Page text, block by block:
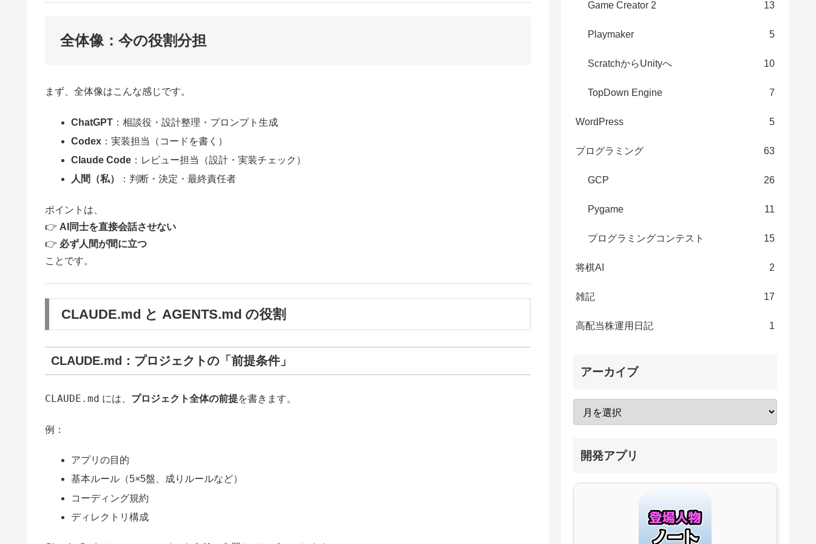
全体像：今の役割分担
まず、全体像はこんな感じです。
ChatGPT ：相談役・設計整理・プロンプト生成
Codex ：実装担当（コードを書く）
Claude Code ：レビュー担当（設計・実装チェック）
人間（私）
：判断・決定・最終責任者
ポイントは、
👉 AI同士を直接会話させない
👉 必ず人間が間に立つ
ことです。
CLAUDE.md と AGENTS.md の役割
CLAUDE.md：プロジェクトの「前提条件」
CLAUDE.md には、 プロジェクト全体の前提を書きます。
例：
アプリの目的
基本ルール（5×5盤、成りルールなど）
コーディング規約
ディレクトリ構成
Game Creator 2 13
Playmaker 5
ScratchからUnityへ 10
TopDown Engine 7
WordPress 5
プログラミング 63
GCP 26
Pygame 11
プログラミングコンテスト 15
将棋AI 2
雑記 17
高配当株運用日記 1
アーカイブ
開発アプリ